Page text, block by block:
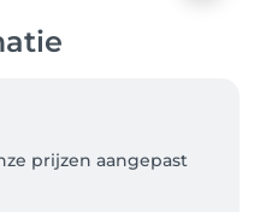
prijzen aangepast